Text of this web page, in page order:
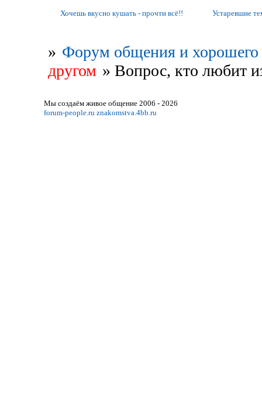
Хочешь вкусно кушать - прочти всё!! Устаревшие
» Форум общения и хорошего
другом » Вопрос, кто любит
Мы создаём живое общение 2006 - 2026
forum-people.ru znakomstva.4bb.ru